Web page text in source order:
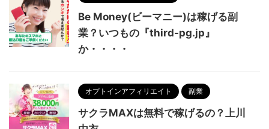
Be Money(ビーマニー)は稼げる副
業？いつもの『third-pg.jp』
か・・・・
オプトインアフィリエイト 副業
サクラMAXは無料で稼げるの？上川